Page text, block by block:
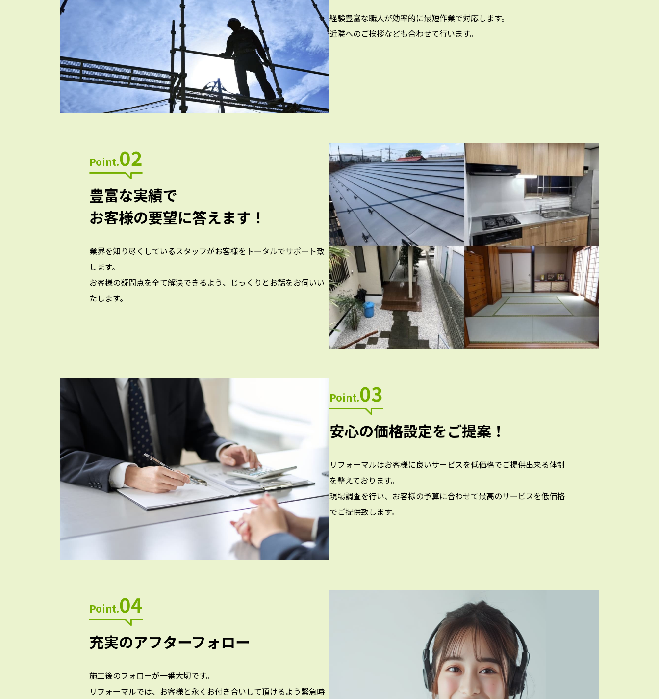
経験豊富な職人が効率的に最短作業で対応します。
近隣へのご挨拶なども合わせて行います。
Point.02
豊富な実績で
お客様の要望に答えます！
業界を知り尽くしているスタッフがお客様をトータルでサポート致
します。
お客様の疑問点を全て解決できるよう、じっくりとお話をお伺いい
たします。
Point.03
安心の価格設定をご提案！
リフォーマルはお客様に良いサービスを低価格でご提供出来る体制
を整えております。
現場調査を行い、お客様の予算に合わせて最高のサービスを低価格
でご提供致します。
Point.04
充実のアフターフォロー
施工後のフォローが一番大切です。
リフォーマルでは、お客様と永くお付き合いして頂けるよう緊急時